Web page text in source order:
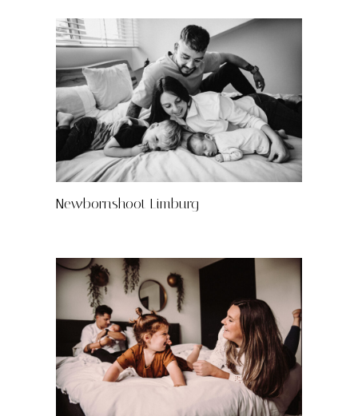
Newbornshoot Limburg